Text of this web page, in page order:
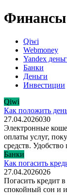
Финансы
Qiwi
Webmoney
Yandex
Банки
Деньги
Инвестиции
Qiwi
Как положить
27.04.2026030
Электронные
оплаты услуг,
средств.
Банки
Как погасить
27.04.2026026
Погасить кредит
спокойный сон и